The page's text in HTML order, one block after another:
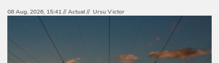
08 Aug. 2026, 15:41 //Actual// Ursu Victor